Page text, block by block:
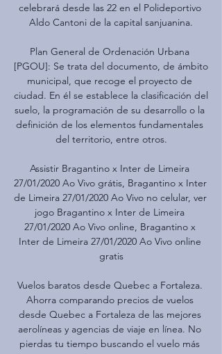
celebrará desde las 22 en el Polideportivo
Aldo Cantoni de la capital sanjuanina.
Plan General de Ordenación Urbana
[PGOU]: Se trata del documento, de ámbito
municipal, que recoge el proyecto de
ciudad. En él se establece la clasificación del
suelo, la programación de su desarrollo o la
definición de los elementos fundamentales
del territorio, entre otros.
Assistir Bragantino x Inter de Limeira
27/01/2020 Ao Vivo grátis, Bragantino x Inter
de Limeira 27/01/2020 Ao Vivo no celular, ver
jogo Bragantino x Inter de Limeira
27/01/2020 Ao Vivo online, Bragantino x
Inter de Limeira 27/01/2020 Ao Vivo online
gratis
Vuelos baratos desde Quebec a Fortaleza.
Ahorra comparando precios de vuelos
desde Quebec a Fortaleza de las mejores
aerolíneas y agencias de viaje en línea. No
pierdas tu tiempo buscando el vuelo más